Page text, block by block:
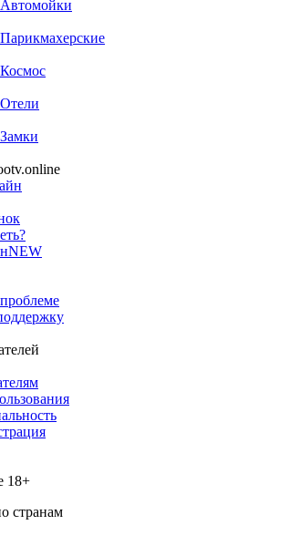
NEW
18+
странам